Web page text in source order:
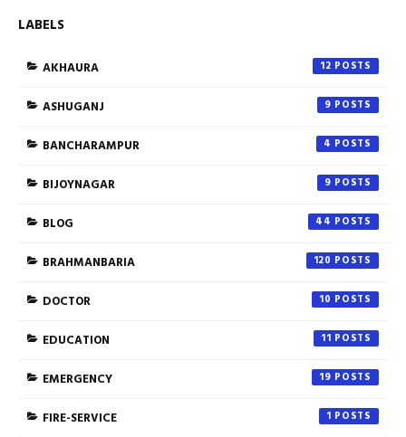
LABELS
AKHAURA 12
ASHUGANJ 9
BANCHARAMPUR 4
BIJOYNAGAR 9
BLOG 44
BRAHMANBARIA 120
DOCTOR 10
EDUCATION 11
EMERGENCY 19
FIRE-SERVICE 1